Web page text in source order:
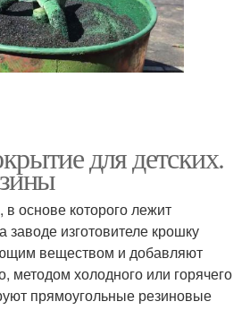
для детских.
в основе которого лежит
изготовителе крошку
веществом и добавляют
методом холодного или горячего
прямоугольные резиновые